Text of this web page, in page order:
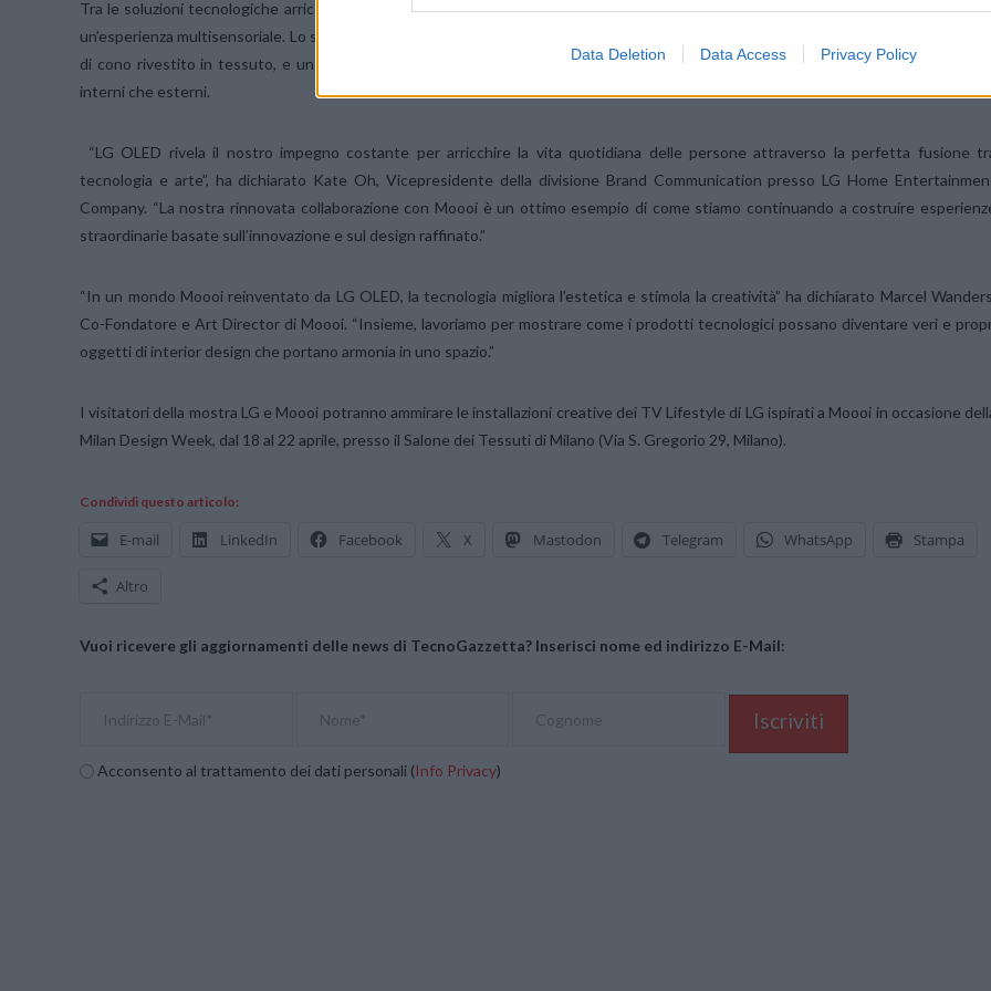
Data Deletion Data Access Privacy Policy
Tra le soluzioni tecnologiche arricchite dall’arte Moooi ci sarà anche LG XBOOM 360, l’elegante speaker portatile in grado di
un’esperienza multisensoriale. Lo speaker combina prestazioni audio eccezionali con un fattore di forma minimalista, a forma di tronco
di cono rivestito in tessuto, e un sistema integrato di illuminazione d’atmosfera che lo rende perfetto per l’utilizzo sia in ambienti
interni che esterni.
“LG OLED rivela il nostro impegno costante per arricchire la vita quotidiana delle persone attraverso la perfetta fusione
tecnologia e arte”, ha dichiarato Kate Oh, Vicepresidente della divisione Brand Communication presso LG Home
Company. “La nostra rinnovata collaborazione con Moooi è un ottimo esempio di come stiamo continuando a costruire
straordinarie basate sull’innovazione e sul design raffinato.”
“In un mondo Moooi reinventato da LG OLED, la tecnologia migliora l’estetica e stimola la creatività” ha dichiarato Marcel
Co-Fondatore e Art Director di Moooi. “Insieme, lavoriamo per mostrare come i prodotti tecnologici possano diventare veri e
oggetti di interior design che portano armonia in uno spazio.”
I visitatori della mostra LG e Moooi potranno ammirare le installazioni creative dei TV Lifestyle di LG ispirati a Moooi in occasione
Milan Design Week, dal 18 al 22 aprile, presso il Salone dei Tessuti di Milano (Via S. Gregorio 29, Milano).
Condividi questo articolo:
E-mail LinkedIn Facebook X Mastodon Telegram WhatsApp Stampa
Altro
Vuoi ricevere gli aggiornamenti delle news di TecnoGazzetta? Inserisci nome ed indirizzo E-Mail:
Acconsento al trattamento dei dati personali (Info Privacy)